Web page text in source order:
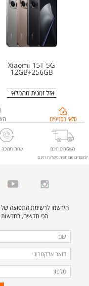
Xiaomi 15T 5G
12GB+256GB
מלאי
משלוחים חינם
למוצרים עם תווית משלוח חינם
שרות ותמיכה
הירשמו לרשימת התפוצה של
הכי חדשים, בחדשות
מלאו
את
הפרטים
הבאים
שם
דואר
אלקטרוני
טלפון